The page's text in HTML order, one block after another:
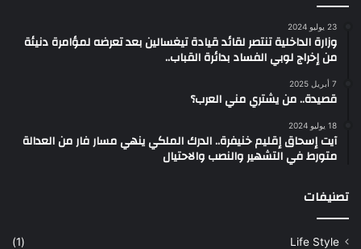
23 يوليو 2024
وزارة الداخلية تنتصر لقائد قيادة تيغسالين بعد تعرضه لمؤامرة دنيئة
من إخراج لوبي الفساد بدائرة القباب..
7 أبريل 2025
قصيدة.. من يشتري مني العرب؟
18 يوليو 2024
آيت إسحاق إقليم خنيفرة.. الدرك الملكي ينهي مسار فار من العدالة
متورط في التشهير والنصب والاحتيال
تصنيفات
Life Style
(1)